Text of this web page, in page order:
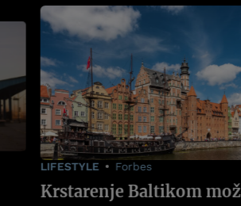
LIFESTYLE Forbes
Krstarenje Baltikom